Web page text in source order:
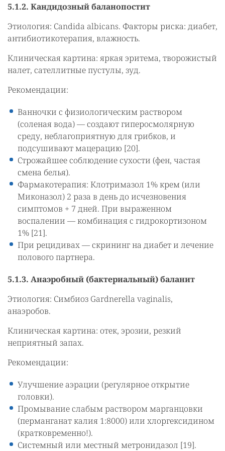
5.1.2. Кандидозный баланопостит
Этиология: Candida albicans. Факторы риска: диабет,
антибиотикотерапия, влажность.
Клиническая картина: яркая эритема, творожистый
налет, сателлитные пустулы, зуд.
Рекомендации:
Ванночки с физиологическим раствором
(соленая вода) — создают гиперосмолярную
среду, неблагоприятную для грибков, и
подсушивают мацерацию [20].
Строжайшее соблюдение сухости (фен, частая
смена белья).
Фармакотерапия: Клотримазол 1% крем (или
Миконазол) 2 раза в день до исчезновения
симптомов + 7 дней. При выраженном
воспалении — комбинация с гидрокортизоном
1% [21].
При рецидивах — скрининг на диабет и лечение
полового партнера.
5.1.3. Анаэробный (бактериальный) баланит
Этиология: Симбиоз Gardnerella vaginalis,
анаэробов.
Клиническая картина: отек, эрозии, резкий
неприятный запах.
Рекомендации:
Улучшение аэрации (регулярное открытие
головки).
Промывание слабым раствором марганцовки
(перманганат калия 1:8000) или хлоргексидином
(кратковременно!).
Системный или местный метронидазол [19].